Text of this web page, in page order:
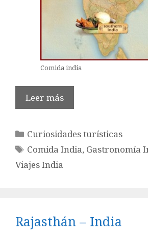
Comida india
Leer más
Categorías
Curiosidades turísticas
Etiquetas
Comida India, Gastronomía
Viajes India
Rajasthán – India